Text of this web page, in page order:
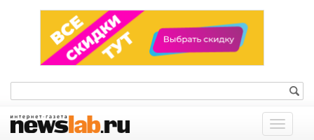
Показать